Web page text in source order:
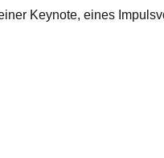
Keynote, eines